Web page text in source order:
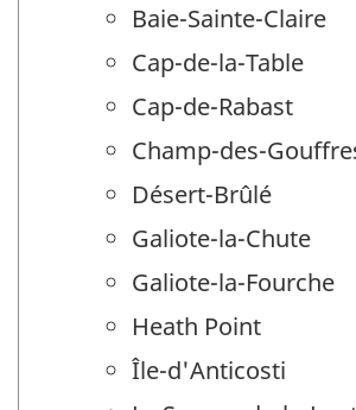
Baie-Sainte-Claire
Cap-de-la-Table
Cap-de-Rabast
Champ-des-
Désert-Brûlé
Galiote-la-Chute
Galiote-la-Fourche
Heath Point
Île-d'Anticosti